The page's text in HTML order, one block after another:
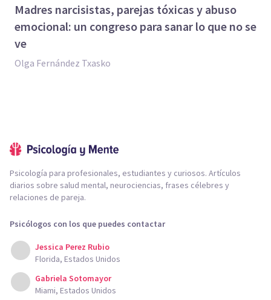
Madres narcisistas, parejas tóxicas y abuso
emocional: un congreso para sanar lo que no se
ve
Olga Fernández Txasko
Psicología para profesionales, estudiantes y curiosos. Artículos
diarios sobre salud mental, neurociencias, frases célebres y
relaciones de pareja.
Psicólogos con los que puedes contactar
Jessica Perez Rubio
Florida, Estados Unidos
Gabriela Sotomayor
Miami, Estados Unidos